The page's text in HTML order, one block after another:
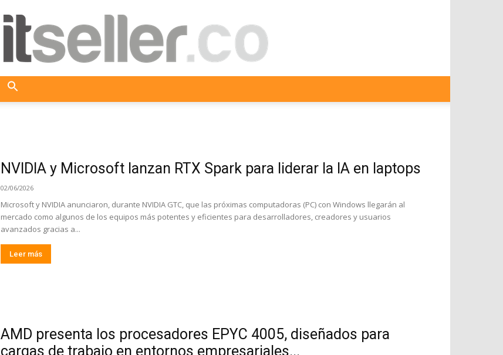
ITseller
Colombia
NVIDIA y Microsoft lanzan RTX Spark para liderar la IA en laptops
02/06/2026
Microsoft y NVIDIA anunciaron, durante NVIDIA GTC, que las próximas computadoras (PC) con Windows llegarán al
mercado como algunos de los equipos más potentes y eficientes para desarrolladores, creadores y usuarios
avanzados gracias a...
Leer más
AMD presenta los procesadores EPYC 4005, diseñados para
cargas de trabajo en entornos empresariales...